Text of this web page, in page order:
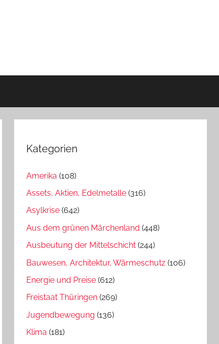
Kategorien
Amerika (108)
Assets, Aktien, Edelmetalle (316)
Asylkrise (642)
Aus dem grünen Märchenland (448)
Ausbeutung der Mittelschicht (244)
Bauwesen, Architektur, Wärmeschutz (106)
Energie und Preise (612)
Freistaat Thüringen (269)
Jugendbewegung (136)
Klima (181)